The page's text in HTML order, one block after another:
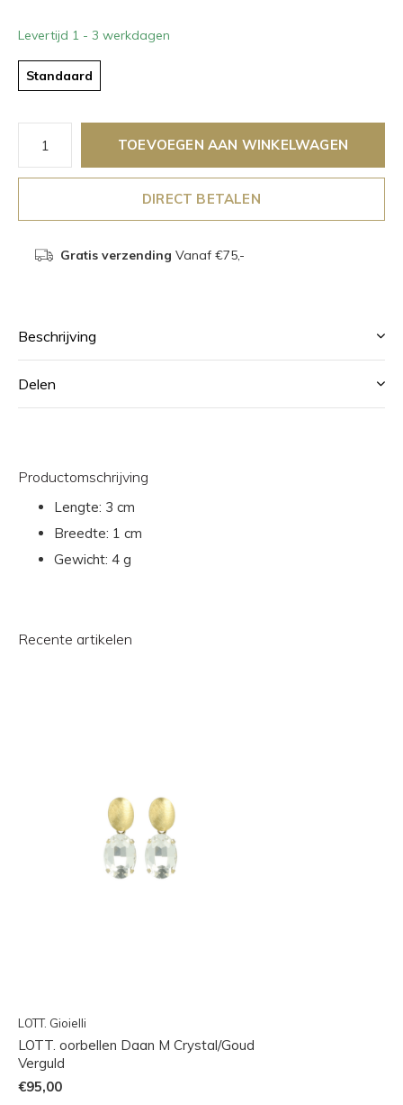
Levertijd 1 - 3 werkdagen
Standaard
TOEVOEGEN AAN WINKELWAGEN
DIRECT BETALEN
Gratis verzending Vanaf €75,-
Beschrijving
Delen
Productomschrijving
Lengte: 3 cm
Breedte: 1 cm
Gewicht: 4 g
Recente artikelen
LOTT. Gioielli
LOTT. oorbellen Daan M Crystal/Goud
Verguld
€95,00